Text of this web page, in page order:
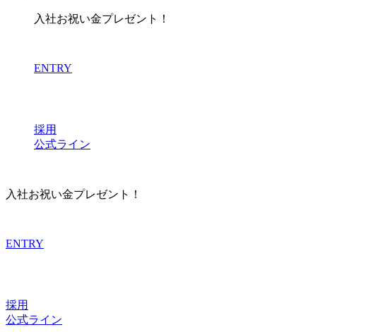
入社お祝い金プレゼント！
ENTRY
採用
公式ライン
入社お祝い金プレゼント！
ENTRY
採用
公式ライン